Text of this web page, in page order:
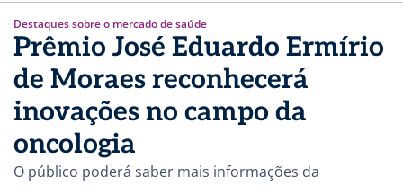
Destaques sobre o mercado de saúde
Prêmio José Eduardo Ermírio
de Moraes reconhecerá
inovações no campo da
oncologia
O público poderá saber mais informações da